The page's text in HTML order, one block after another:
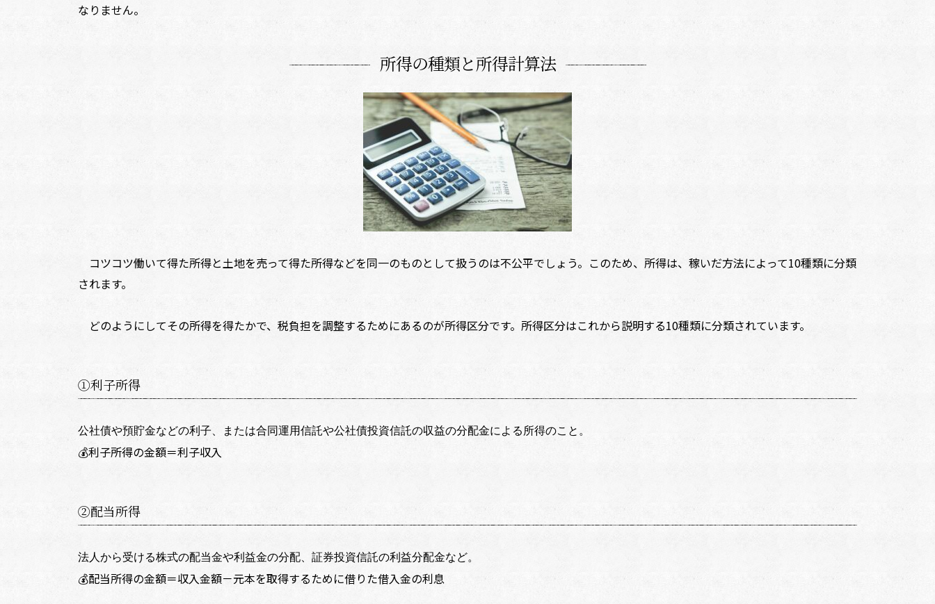
なりません。
所得の種類と所得計算法
コツコツ働いて得た所得と土地を売って得た所得などを同一のものとして扱うのは不公平でしょう。このため、所得は、稼いだ方法によって10種類に分類
されます。
どのようにしてその所得を得たかで、税負担を調整するためにあるのが所得区分です。所得区分はこれから説明する10種類に分類されています。
①利子所得
公社債や預貯金などの利子、または合同運用信託や公社債投資信託の収益の分配金による所得のこと。
💰利子所得の金額＝利子収入
②配当所得
法人から受ける株式の配当金や利益金の分配、証券投資信託の利益分配金など。
💰配当所得の金額＝収入金額－元本を取得するために借りた借入金の利息